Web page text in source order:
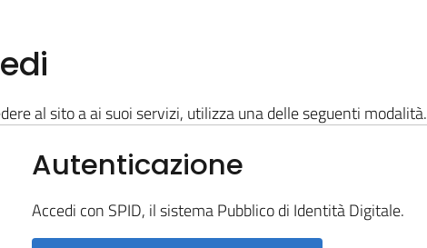
al sito a ai suoi servizi, utilizza una delle seguenti modalità.
Autenticazione
Accedi con SPID, il sistema Pubblico di Identità Digitale.